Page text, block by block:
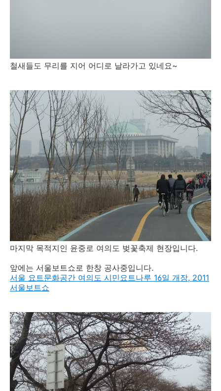
철새들도 무리를 지어 어디로 날라가고 있네요~
마지막 목적지인 윤중로 여의도 벚꽃축제 현장입니다.
앞에는 서울보트쇼로 한창 공사중입니다.
서울 요트문화공간 여의도 시민요트나루 16일 개장, 2011
서울보트쇼